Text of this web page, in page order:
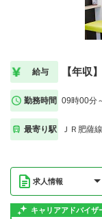
給与 【年収
勤務時間 09時00分
最寄り駅 ＪＲ肥薩
求人情報
キャリアアドバイザ